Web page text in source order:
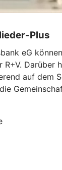
Plus
eG
Darüber
auf dem